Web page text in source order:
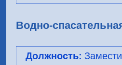
Водно-